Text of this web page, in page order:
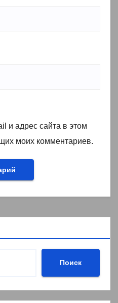
и адрес сайта в этом
моих комментариев.
Поиск